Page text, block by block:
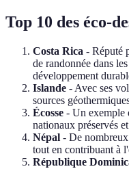
Top 10 des éco-
Costa Rica - Réputé
de randonnée dans
développement
Islande - Avec ses
sources
Écosse - Un exemple
nationaux préservés
Népal - De
tout en contribuant à
République